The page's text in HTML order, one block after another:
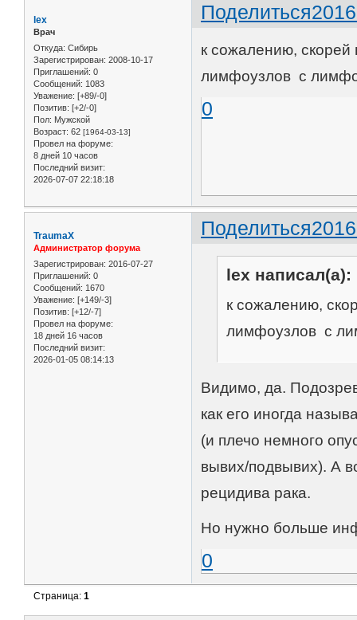
Поделиться
lex
Врач
Откуда: Сибирь
Зарегистрирован: 2008-10-17
Приглашений: 0
Сообщений: 1083
Уважение: [+89/-0]
Позитив: [+2/-0]
Пол: Мужской
Возраст: 62 [1964-03-13]
Провел на форуме:
8 дней 10 часов
Последний визит:
2026-07-07 22:18:18
к сожалению, скорей
лимфоузлов с
0
Поделиться
TraumaX
Администратор форума
Зарегистрирован: 2016-07-27
Приглашений: 0
Сообщений: 1670
Уважение: [+149/-3]
Позитив: [+12/-7]
Провел на форуме:
18 дней 16 часов
Последний визит:
2026-01-05 08:14:13
lex написал(а):
к сожалению,
лимфоузлов с
Видимо, да.
как его иногда
(и плечо немного
вывих/подвывих). А
рецидива рака.
Но нужно больше
0
Страница:1